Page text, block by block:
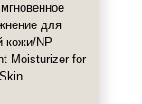
для
кожи/NP
Moisturizer for